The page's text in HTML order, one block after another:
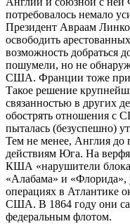
потребовалось немало
Президент Авраам
освободить
возможность добраться
пошумели, но не
США. Франции тоже
Такое решение
связанностью в других
обострять отношения с
пыталась (безуспешно)
Тем не менее, Англия до
действиям Юга. На
КША «нарушители
«Алабама» и
операциях в Атлантике
США. В 1864 году они
федеральным флотом.